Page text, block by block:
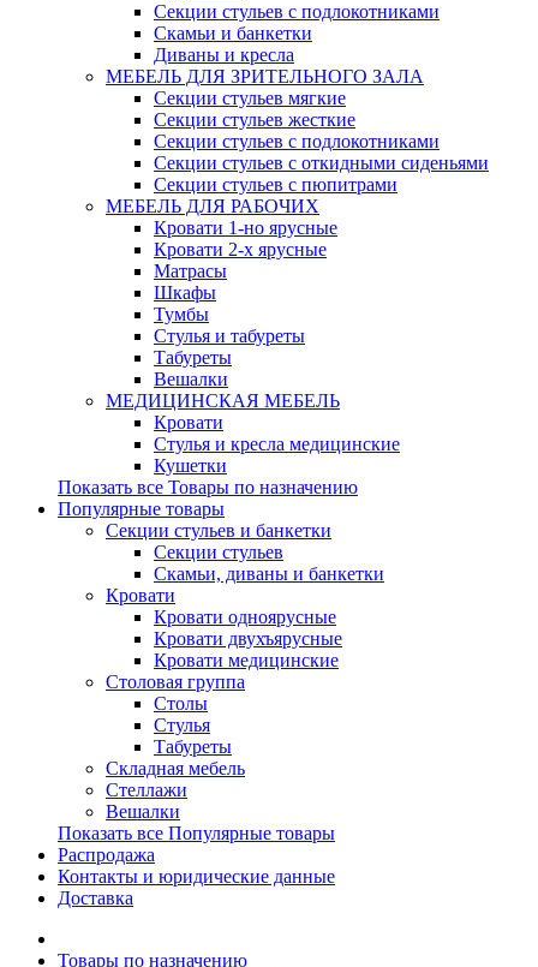
Секции стульев с подлокотниками
Скамьи и банкетки
Диваны и кресла
МЕБЕЛЬ ДЛЯ ЗРИТЕЛЬНОГО ЗАЛА
Секции стульев мягкие
Секции стульев жесткие
Секции стульев с подлокотниками
Секции стульев с откидными сиденьями
Секции стульев с пюпитрами
МЕБЕЛЬ ДЛЯ РАБОЧИХ
Кровати 1-но ярусные
Кровати 2-х ярусные
Матрасы
Шкафы
Тумбы
Стулья и табуреты
Табуреты
Вешалки
МЕДИЦИНСКАЯ МЕБЕЛЬ
Кровати
Стулья и кресла медицинские
Кушетки
Показать все Товары по назначению
Популярные товары
Секции стульев и банкетки
Секции стульев
Скамьи, диваны и банкетки
Кровати
Кровати одноярусные
Кровати двухъярусные
Кровати медицинские
Столовая группа
Столы
Стулья
Табуреты
Складная мебель
Стеллажи
Вешалки
Показать все Популярные товары
Распродажа
Контакты и юридические данные
Доставка
Товары по назначению